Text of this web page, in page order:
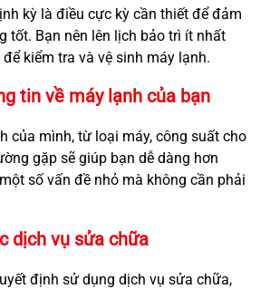
kỳ là điều cực kỳ cần thiết để đảm
tốt. Bạn nên lên lịch bảo trì ít nhất
kiểm tra và vệ sinh máy lạnh.
tin về máy lạnh của bạn
của mình, từ loại máy, công suất cho
gặp sẽ giúp bạn dễ dàng hơn
số vấn đề nhỏ mà không cần phải
dịch vụ sửa chữa
định sử dụng dịch vụ sửa chữa,